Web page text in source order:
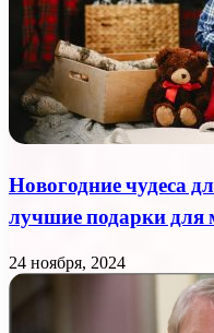
Новогодние чудеса
лучшие подарки для
24 ноября, 2024